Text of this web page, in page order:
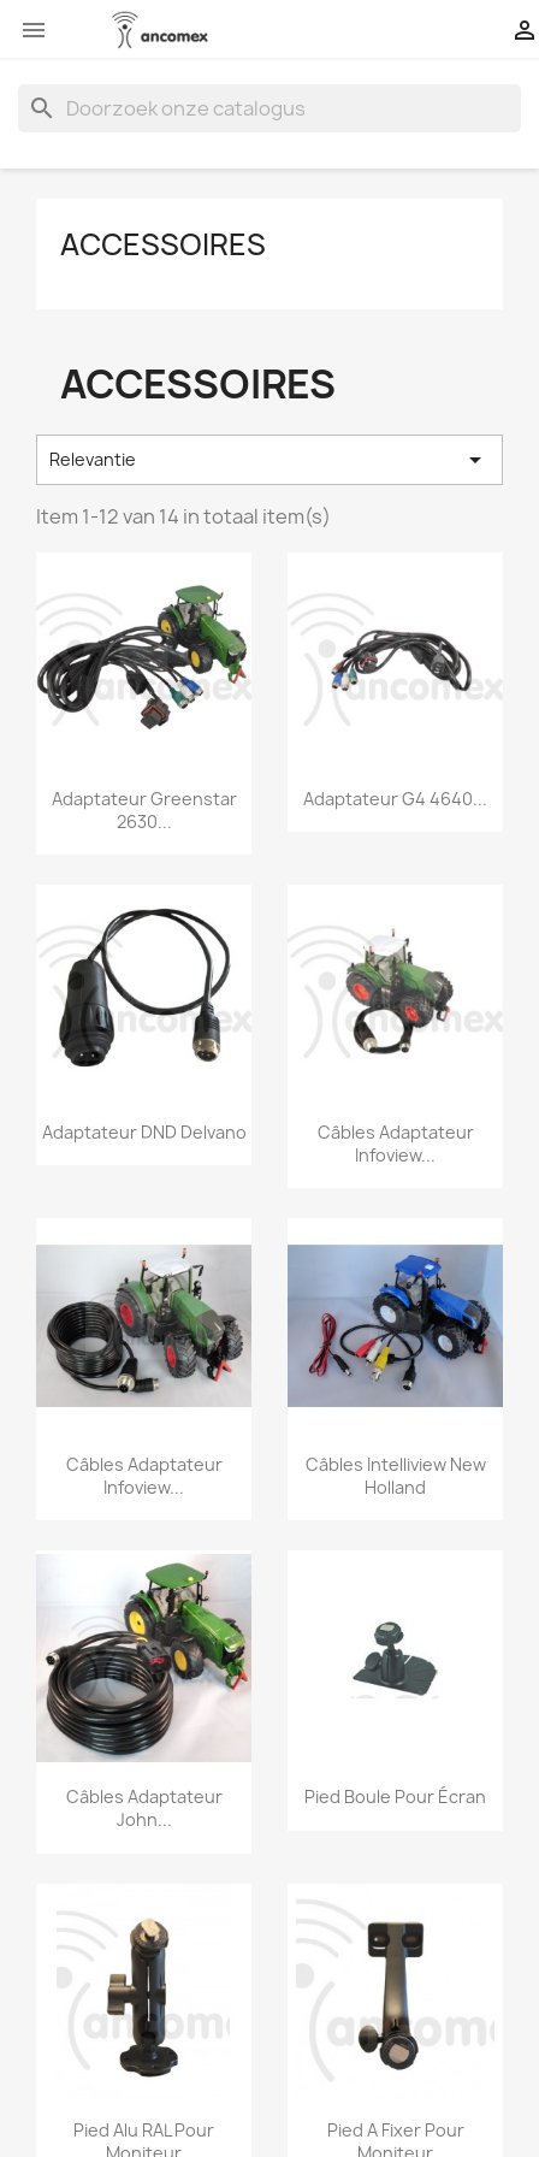
 
search
ACCESSOIRES
ACCESSOIRES
Relevantie 
Item 1-12 van 14 in totaal item(s)
Snel bekijken
Adaptateur Greenstar
2630...
Snel bekijken
Adaptateur G4 4640...
Snel bekijken
Adaptateur DND Delvano Snel bekijken
Câbles Adaptateur
Infoview...
Snel bekijken
Câbles Adaptateur
Infoview...
Snel bekijken
Câbles Intelliview New
Holland
Snel bekijken
Câbles Adaptateur
John...
Snel bekijken
Pied Boule Pour Écran
Snel bekijken
Pied Alu RAL Pour
Moniteur
Snel bekijken
Pied A Fixer Pour
Moniteur